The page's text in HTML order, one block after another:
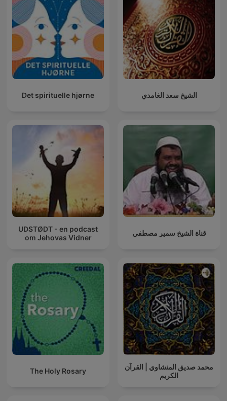
Det spirituelle hjørne الشيخ سعد الغامدي
UDSTØDT - en podcast
om Jehovas Vidner
قناة الشيخ سمير مصطفي
The Holy Rosary
محمد صديق المنشاوي | القرآن
الكريم